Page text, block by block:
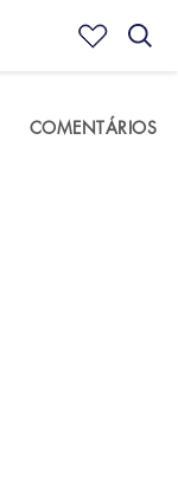
COMENTÁRIOS